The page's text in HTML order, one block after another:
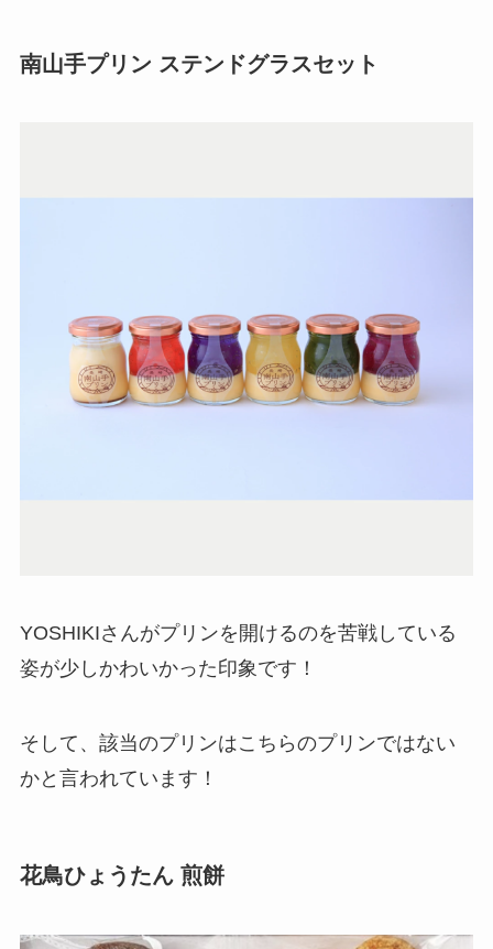
南山手プリン ステンドグラスセット
YOSHIKIさんがプリンを開けるのを苦戦している
姿が少しかわいかった印象です！
そして、該当のプリンはこちらのプリンではない
かと言われています！
花鳥ひょうたん 煎餅